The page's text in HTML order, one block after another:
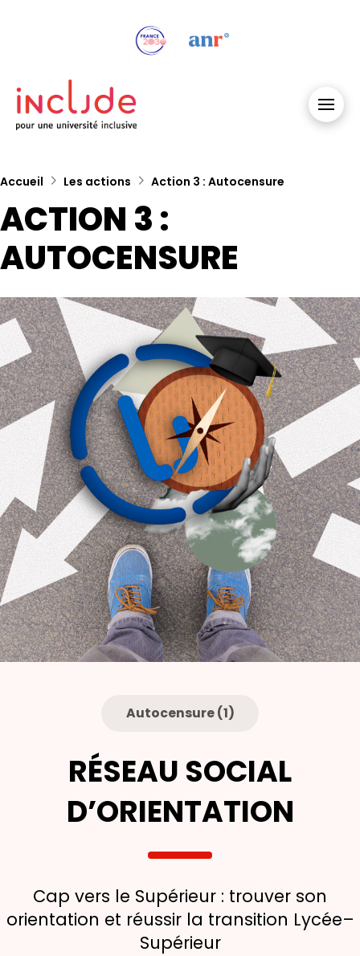
Accueil Les actions Action 3 : Autocensure
ACTION 3 :
AUTOCENSURE
Autocensure (1)
RÉSEAU SOCIAL
D’ORIENTATION
Cap vers le Supérieur : trouver son
orientation et réussir la transition Lycée–
Supérieur